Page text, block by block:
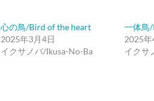
心の鳥/Bird of the heart
2025年3月4日
イクサノバ/Ikusa-No-Ba
一体鳥
2025年
イクサ